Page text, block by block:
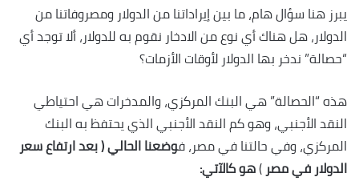
يبرز هنا سؤال هام، ما بين إيراداتنا من الدولار ومصروفاتنا من
الدولار، هل هناك أي نوع من الادخار نقوم به للدولار، ألا توجد أي
“حصالة” ندخر بها الدولار لأوقات الأزمات؟
هذه “الحصالة” هي البنك المركزي، والمدخرات هي احتياطي
النقد الأجنبي، وهو كم النقد الأجنبي الذي يحتفظ به البنك
المركزي، وفي حالتنا في مصر، فوضعنا الحالي ( بعد ارتفاع سعر
الدولار في مصر )هو كالآتي: